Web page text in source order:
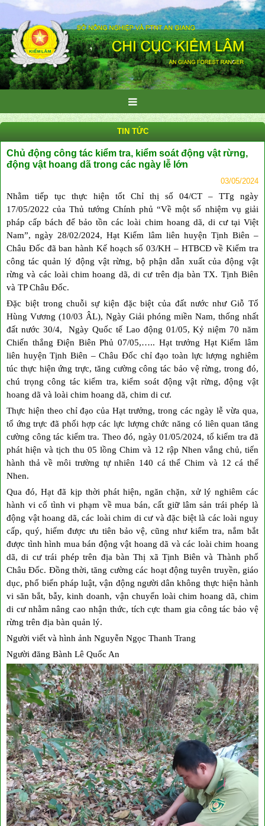
TIN TỨC
Chủ động công tác kiểm tra, kiểm soát động vật rừng,
động vật hoang dã trong các ngày lễ lớn
03/05/2024
Nhằm tiếp tục thực hiện tốt Chỉ thị số 04/CT – TTg ngày
17/05/2022 của Thủ tướng Chính phủ “Về một số nhiệm vụ giải
pháp cấp bách để bảo tồn các loài chim hoang dã, di cư tại Việt
Nam”, ngày 28/02/2024, Hạt Kiểm lâm liên huyện Tịnh Biên –
Châu Đốc đã ban hành Kế hoạch số 03/KH – HTBCĐ về Kiểm tra
công tác quản lý động vật rừng, bộ phận dẫn xuất của động vật
rừng và các loài chim hoang dã, di cư trên địa bàn TX. Tịnh Biên
và TP Châu Đốc.
Đặc biệt trong chuỗi sự kiện đặc biệt của đất nước như Giỗ Tổ
Hùng Vương (10/03 ÂL), Ngày Giải phóng miền Nam, thống nhất
đất nước 30/4, Ngày Quốc tế Lao động 01/05, Kỷ niệm 70 năm
Chiến thắng Điện Biên Phủ 07/05,….. Hạt trưởng Hạt Kiểm lâm
liên huyện Tịnh Biên – Châu Đốc chỉ đạo toàn lực lượng nghiêm
túc thực hiện ứng trực, tăng cường công tác bảo vệ rừng, trong đó,
chú trọng công tác kiểm tra, kiểm soát động vật rừng, động vật
hoang dã và loài chim hoang dã, chim di cư.
Thực hiện theo chỉ đạo của Hạt trưởng, trong các ngày lễ vừa qua,
tổ ứng trực đã phối hợp các lực lượng chức năng có liên quan tăng
cường công tác kiểm tra. Theo đó, ngày 01/05/2024, tổ kiểm tra đã
phát hiện và tịch thu 05 lồng Chim và 12 rập Nhen vắng chủ, tiến
hành thả về môi trường tự nhiên 140 cá thể Chim và 12 cá thể
Nhen.
Qua đó, Hạt đã kịp thời phát hiện, ngăn chặn, xử lý nghiêm các
hành vi cố tình vi phạm về mua bán, cất giữ lâm sản trái phép là
động vật hoang dã, các loài chim di cư và đặc biệt là các loài nguy
cấp, quý, hiếm được ưu tiên bảo vệ, cũng như kiểm tra, nắm bắt
được tình hình mua bán động vật hoang dã và các loài chim hoang
dã, di cư trái phép trên địa bàn Thị xã Tịnh Biên và Thành phố
Châu Đốc. Đồng thời, tăng cường các hoạt động tuyên truyền, giáo
dục, phổ biến pháp luật, vận động người dân không thực hiện hành
vi săn bắt, bẫy, kinh doanh, vận chuyển loài chim hoang dã, chim
di cư nhằm nâng cao nhận thức, tích cực tham gia công tác bảo vệ
rừng trên địa bàn quản lý.
Người viết và hình ảnh Nguyễn Ngọc Thanh Trang
Người đăng Bành Lê Quốc An